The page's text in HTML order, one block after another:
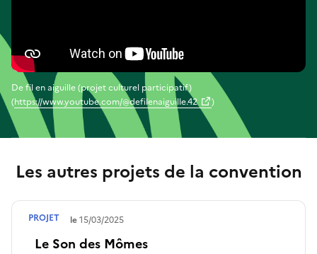
De fil en aiguille (projet culturel participatif)
(https://www.youtube.com/@defilenaiguille.42 )
Les autres projets de la convention
Le Son des Mômes
Terminé le15/03/2025
PROJET